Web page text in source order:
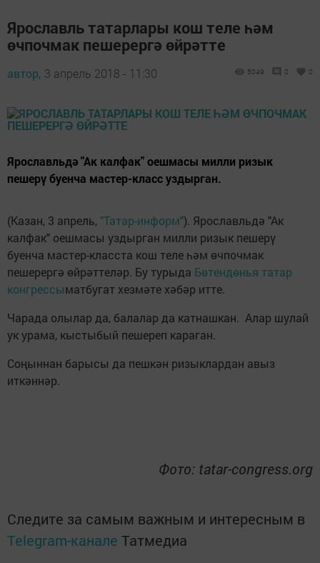
Ярославль татарлары кош теле һәм
өчпочмак пешерергә өйрәтте
автор, 3 апрель 2018 - 11:30 5049 0 0
Ярославльдә "Ак калфак" оешмасы милли ризык
пешерү буенча мастер-класс уздырган.
(Казан, 3 апрель, "Татар-информ"). Ярославльдә "Ак
калфак" оешмасы уздырган милли ризык пешерү
буенча мастер-класста кош теле һәм өчпочмак
пешерергә өйрәттеләр. Бу турыда Бөтендөнья татар
конгрессыматбугат хезмәте хәбәр итте.
Чарада олылар да, балалар да катнашкан. Алар шулай
ук урама, кыстыбый пешереп караган.
Соңыннан барысы да пешкән ризыклардан авыз
иткәннәр.
Фото: tatar-congress.org
Следите за самым важным и интересным в
Telegram-канале Татмедиа